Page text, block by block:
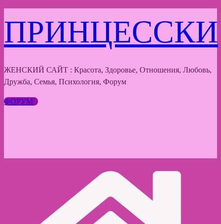
к
содержимому
ПРИНЦЕССКИ
ЖЕНСКИЙ САЙТ : Красота, Здоровье, Отношения, Любовь,
Дружба, Семья, Психология, Форум
ФОРУМ